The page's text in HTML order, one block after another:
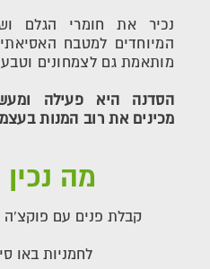
נכיר את חומרי הגלם
המיוחדים למטבח
מותאמת גם לצמחונים
הסדנה היא פעילה
מכינים את רוב המנות
מה
קבלת פנים עם פוקצ'ה
לחמניות באו